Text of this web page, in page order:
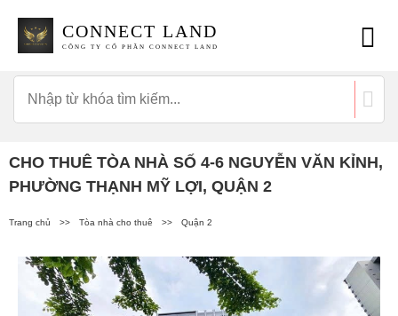
CONNECT LAND
CÔNG TY CỔ PHẦN CONNECT LAND
CHO THUÊ TÒA NHÀ SỐ 4-6 NGUYỄN VĂN KỈNH,
PHƯỜNG THẠNH MỸ LỢI, QUẬN 2
Trang chủ >> Tòa nhà cho thuê >> Quận 2